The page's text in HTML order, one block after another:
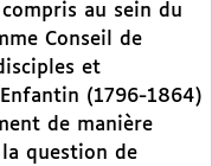
au sein du
Conseil de
et
(1796-1864)
de manière
question de